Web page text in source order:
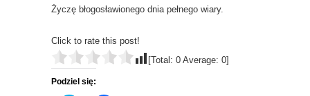
Życzę błogosławionego dnia pełnego wiary.
Click to rate this post!
[Total: 0 Average: 0]
Podziel się: